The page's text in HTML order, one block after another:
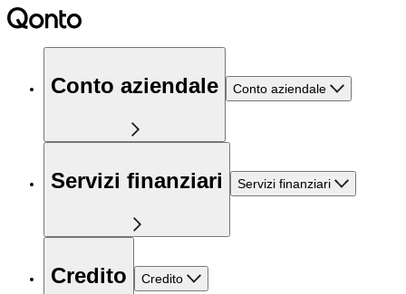
Conto aziendale Conto aziendale
Servizi finanziari Servizi finanziari
Credito Credito